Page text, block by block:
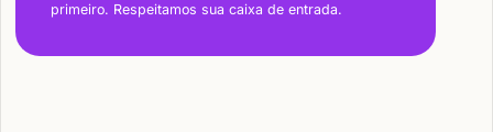
primeiro. Respeitamos sua caixa de entrada.